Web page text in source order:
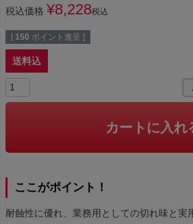
税込価格 ¥8,228税込
[ 150 ポイント進呈 ]
送料込
カートに入れ
ここがポイント！
耐蝕性に優れ、業務用としての切れ味と実